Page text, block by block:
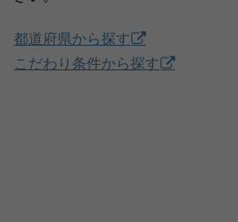
都道府県から探す
こだわり条件から探す